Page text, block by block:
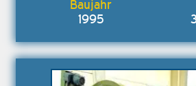
1995